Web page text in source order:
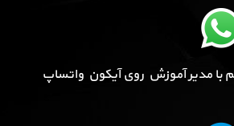
با مدیر آموزش روی آیکون واتساپ